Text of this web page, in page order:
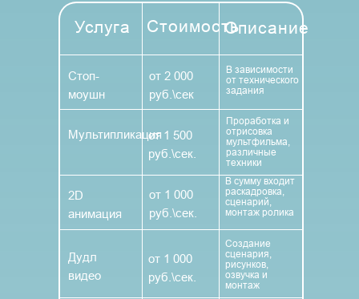
Услуга СтоимостьОписание
В зависимости
от технического
задания
Стоп-
моушн
от 2 000
руб.\сек
Мультипликацияот 1 500
руб.\сек.
Проработка и
отрисовка
мультфильма,
различные
техники
2D
анимация
от 1 000
руб.\сек.
В сумму входит
раскадровка,
сценарий,
монтаж ролика
от 1 000
руб.\сек.
Создание
сценария,
рисунков,
озвучка и
монтаж
Дудл
видео